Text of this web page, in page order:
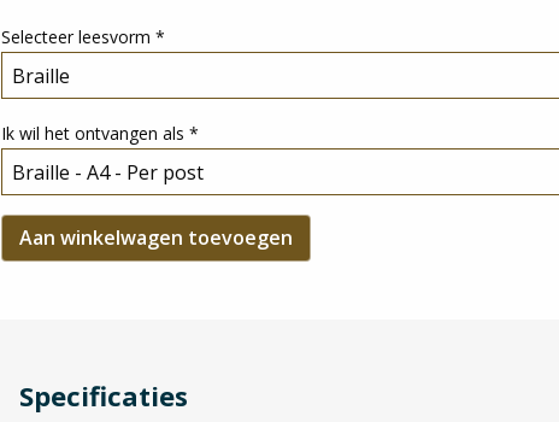
Selecteer leesvorm*
Ik wil het ontvangen als*
Specificaties